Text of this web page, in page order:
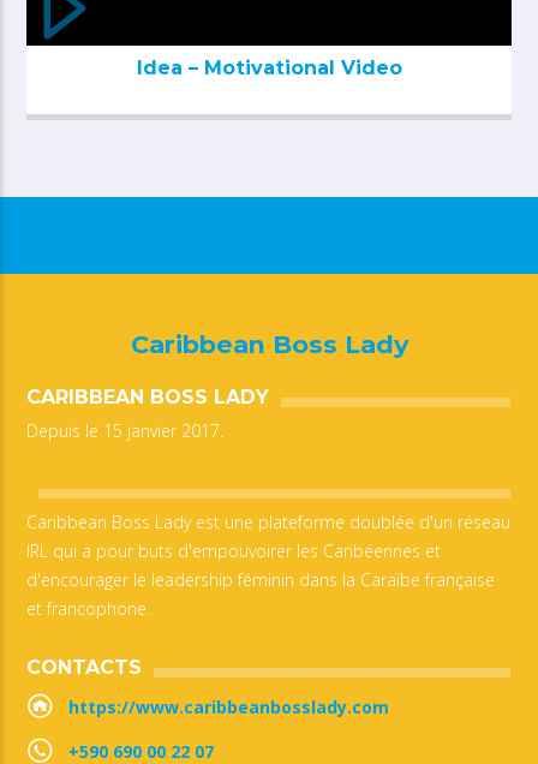
Idea – Motivational Video
Caribbean Boss Lady
CARIBBEAN BOSS LADY
Depuis le 15 janvier 2017.
Caribbean Boss Lady est une plateforme doublée d'un réseau
IRL qui a pour buts d'empouvoirer les Caribéennes et
d'encourager le leadership féminin dans la Caraïbe française
et francophone.
CONTACTS
https://www.caribbeanbosslady.com
+590 690 00 22 07